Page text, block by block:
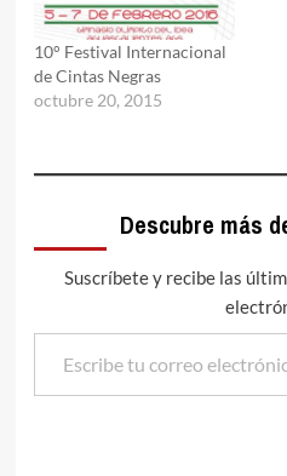
10° Festival Internacional
de Cintas Negras
octubre 20, 2015
Descubre más
Suscríbete y recibe las
Escribe tu correo electrónico…